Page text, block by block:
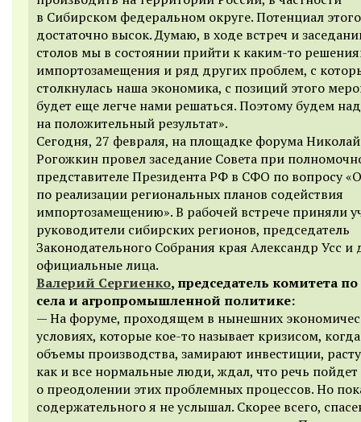
в Сибирском федеральном округе. Потенциал
достаточно высок. Думаю, в ходе встреч и
столов мы в состоянии прийти к каким-то
импортозамещения и ряд других проблем, с
столкнулась наша экономика, с позиций этого
будет еще легче нами решаться. Поэтому будем
на положительный результат».
Сегодня, 27 февраля, на площадке форума Николай
Рогожкин провел заседание Совета при
представителе Президента РФ в СФО по вопросу
по реализации региональных планов содействия
импортозамещению». В рабочей встрече приняли
руководители сибирских регионов, председатель
Законодательного Собрания края Александр Усс и
официальные лица.
Валерий Сергиенко, председатель комитета
села и агропромышленной политике:
— На форуме, проходящем в нынешних
условиях, которые кое-то называет кризисом,
объемы производства, замирают инвестиции,
как и все нормальные люди, ждал, что речь пойдет
о преодолении этих проблемных процессов. Но
содержательного я не услышал. Скорее всего,